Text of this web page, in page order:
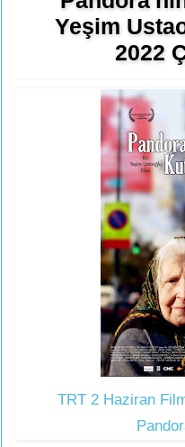
Yeşim
2022
TRT 2 Haziran